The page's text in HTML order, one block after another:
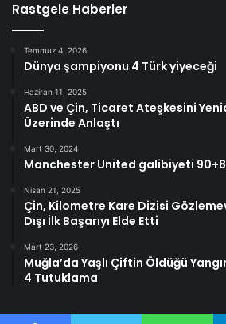
Rastgele Haberler
Temmuz 4, 2026
Dünya şampiyonu 4 Türk yiyeceği
Haziran 11, 2025
ABD ve Çin, Ticaret Ateşkesini
Üzerinde Anlaştı
Mart 30, 2024
Manchester United galibiyeti
Nisan 21, 2025
Çin, Kilometre Kare Dizisi
Dışı İlk Başarıyı Elde Etti
Mart 23, 2026
Muğla’da Yaşlı Çiftin Öldüğü
4 Tutuklama